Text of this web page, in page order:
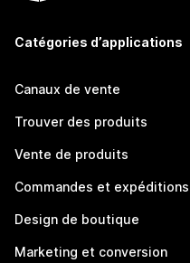
Catégories d’applications
Canaux de vente
Trouver des produits
Vente de produits
Commandes et expéditions
Design de boutique
Marketing et conversion